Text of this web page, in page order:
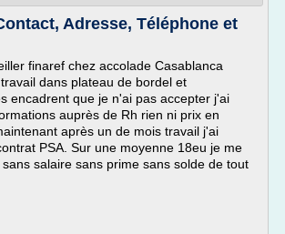
Adresse, Téléphone et
finaref chez accolade Casablanca
dans plateau de bordel et
encadrent que je n'ai pas accepter j'ai
auprès de Rh rien ni prix en
après un de mois travail j'ai
PSA. Sur une moyenne 18eu je me
salaire sans prime sans solde de tout